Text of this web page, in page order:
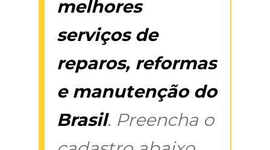
melhores
serviços de
reparos, reformas
e manutenção do
Brasil. Preencha o